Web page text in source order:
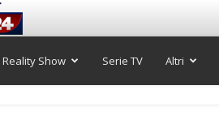
Reality Show Serie TV Altri